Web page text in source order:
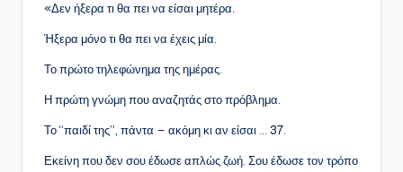
«Δεν ήξερα τι θα πει να είσαι μητέρα.
Ήξερα μόνο τι θα πει να έχεις μία.
Το πρώτο τηλεφώνημα της ημέρας.
Η πρώτη γνώμη που αναζητάς στο πρόβλημα.
Το “παιδί της”, πάντα – ακόμη κι αν είσαι … 37.
Εκείνη που δεν σου έδωσε απλώς ζωή. Σου έδωσε τον τρόπο